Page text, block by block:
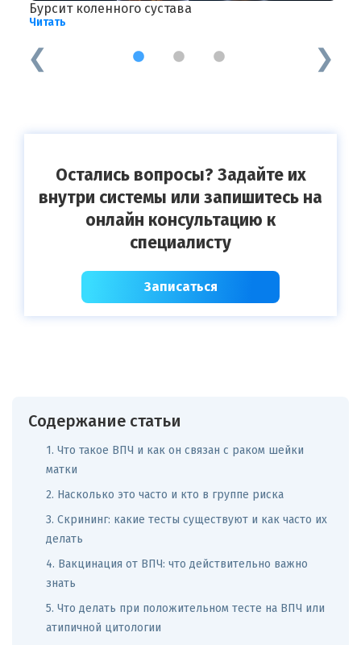
Бурсит коленного сустава
Читать
1 2 3
Остались вопросы? Задайте их
внутри системы или запишитесь на
онлайн консультацию к
специалисту
Записаться
Содержание статьи
1. Что такое ВПЧ и как он связан с раком шейки
матки
2. Насколько это часто и кто в группе риска
3. Скрининг: какие тесты существуют и как часто их
делать
4. Вакцинация от ВПЧ: что действительно важно
знать
5. Что делать при положительном тесте на ВПЧ или
атипичной цитологии